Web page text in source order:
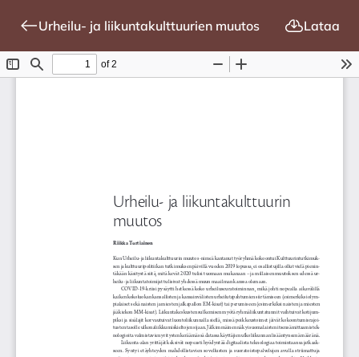
Urheilu- ja liikuntakulttuurien muutos Lataa